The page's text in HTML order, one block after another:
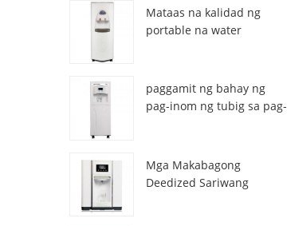
Mataas na kalidad ng
portable na water
paggamit ng bahay ng
pag-inom ng tubig sa pag-
Mga Makabagong
Deedized Sariwang